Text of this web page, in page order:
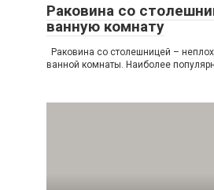
Раковина со
ванную комнату
Раковина со столешницей –
ванной комнаты. Наиболее